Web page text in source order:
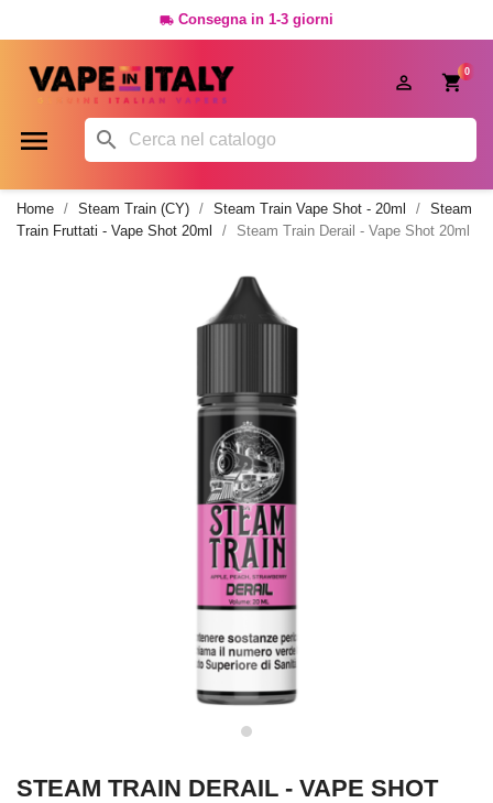
 Consegna in 1-3 giorni
0

 
Home Steam Train (CY) Steam Train Vape Shot - 20ml
Steam
Train Fruttati - Vape Shot 20ml
Steam Train Derail - Vape Shot 20ml
STEAM TRAIN DERAIL - VAPE SHOT